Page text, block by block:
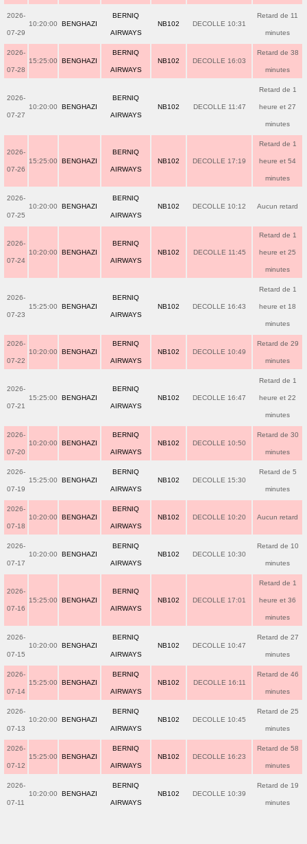
2026-
07-29
10:20:00 BENGHAZI
BERNIQ
AIRWAYS
NB102 DECOLLE 10:31
Retard de 11
minutes
2026-
07-28
15:25:00 BENGHAZI
BERNIQ
AIRWAYS
NB102 DECOLLE 16:03
Retard de 38
minutes
2026-
07-27
10:20:00 BENGHAZI
BERNIQ
AIRWAYS
NB102 DECOLLE 11:47
Retard de 1
heure et 27
minutes
2026-
07-26
15:25:00 BENGHAZI
BERNIQ
AIRWAYS
NB102 DECOLLE 17:19
Retard de 1
heure et 54
minutes
2026-
07-25
10:20:00 BENGHAZI
BERNIQ
AIRWAYS
NB102 DECOLLE 10:12 Aucun retard
2026-
07-24
10:20:00 BENGHAZI
BERNIQ
AIRWAYS
NB102 DECOLLE 11:45
Retard de 1
heure et 25
minutes
2026-
07-23
15:25:00 BENGHAZI
BERNIQ
AIRWAYS
NB102 DECOLLE 16:43
Retard de 1
heure et 18
minutes
2026-
07-22
10:20:00 BENGHAZI
BERNIQ
AIRWAYS
NB102 DECOLLE 10:49
Retard de 29
minutes
2026-
07-21
15:25:00 BENGHAZI
BERNIQ
AIRWAYS
NB102 DECOLLE 16:47
Retard de 1
heure et 22
minutes
2026-
07-20
10:20:00 BENGHAZI
BERNIQ
AIRWAYS
NB102 DECOLLE 10:50
Retard de 30
minutes
2026-
07-19
15:25:00 BENGHAZI
BERNIQ
AIRWAYS
NB102 DECOLLE 15:30
Retard de 5
minutes
2026-
07-18
10:20:00 BENGHAZI
BERNIQ
AIRWAYS
NB102 DECOLLE 10:20 Aucun retard
2026-
07-17
10:20:00 BENGHAZI
BERNIQ
AIRWAYS
NB102 DECOLLE 10:30
Retard de 10
minutes
2026-
07-16
15:25:00 BENGHAZI
BERNIQ
AIRWAYS
NB102 DECOLLE 17:01
Retard de 1
heure et 36
minutes
2026-
07-15
10:20:00 BENGHAZI
BERNIQ
AIRWAYS
NB102 DECOLLE 10:47
Retard de 27
minutes
2026-
07-14
15:25:00 BENGHAZI
BERNIQ
AIRWAYS
NB102 DECOLLE 16:11
Retard de 46
minutes
2026-
07-13
10:20:00 BENGHAZI
BERNIQ
AIRWAYS
NB102 DECOLLE 10:45
Retard de 25
minutes
2026-
07-12
15:25:00 BENGHAZI
BERNIQ
AIRWAYS
NB102 DECOLLE 16:23
Retard de 58
minutes
2026-
07-11
10:20:00 BENGHAZI
BERNIQ
AIRWAYS
NB102 DECOLLE 10:39
Retard de 19
minutes